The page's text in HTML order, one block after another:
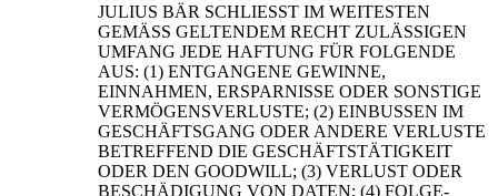
JULIUS BÄR SCHLIESST IM WEITESTEN
GEMÄSS GELTENDEM RECHT ZULÄSSIGEN
UMFANG JEDE HAFTUNG FÜR FOLGENDE
AUS: (1) ENTGANGENE GEWINNE,
EINNAHMEN, ERSPARNISSE ODER SONSTIGE
VERMÖGENSVERLUSTE; (2) EINBUSSEN IM
GESCHÄFTSGANG ODER ANDERE VERLUSTE
BETREFFEND DIE GESCHÄFTSTÄTIGKEIT
ODER DEN GOODWILL; (3) VERLUST ODER
BESCHÄDIGUNG VON DATEN; (4) FOLGE-